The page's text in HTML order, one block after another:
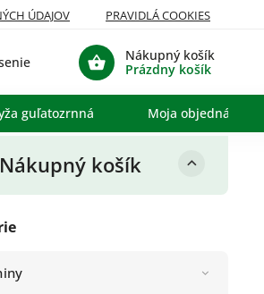
ÚDAJOV PRAVIDLÁ COOKIES
Nákupný košík
Prázdny košík
guľatozrnná Moja objednávka
Nákupný košík